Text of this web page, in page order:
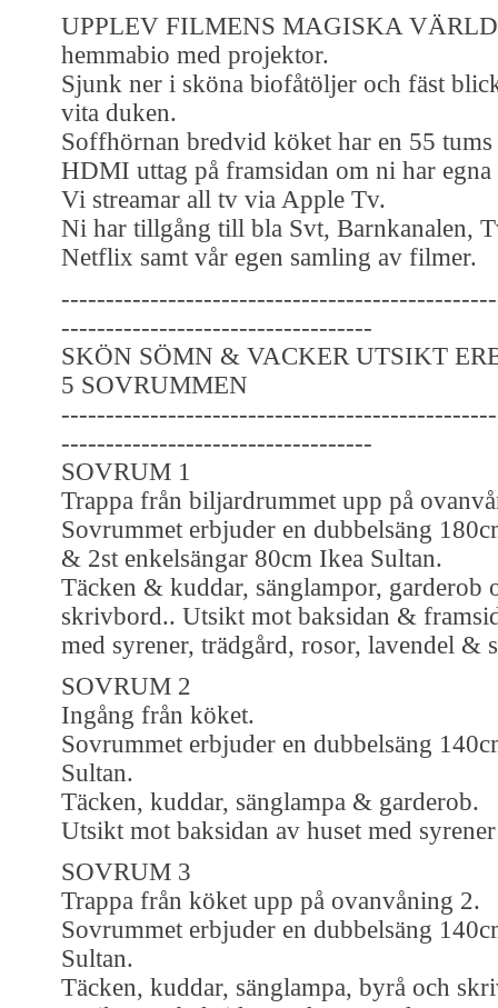
UPPLEV FILMENS MAGISKA
hemmabio med projektor.
Sjunk ner i sköna biofåtöljer och fäst
vita duken.
Soffhörnan bredvid köket har en 55
HDMI uttag på framsidan om ni har egna
Vi streamar all tv via Apple Tv.
Ni har tillgång till bla Svt, Barnkanalen,
Netflix samt vår egen samling av filmer.
-----------------------------------
SKÖN SÖMN & VACKER UTSIKT
5 SOVRUMMEN
-----------------------------------
SOVRUM 1
Trappa från biljardrummet upp på
Sovrummet erbjuder en dubbelsäng
& 2st enkelsängar 80cm Ikea Sultan.
Täcken & kuddar, sänglampor, garderob
skrivbord.. Utsikt mot baksidan &
med syrener, trädgård, rosor, lavendel &
SOVRUM 2
Ingång från köket.
Sovrummet erbjuder en dubbelsäng
Sultan.
Täcken, kuddar, sänglampa & garderob.
Utsikt mot baksidan av huset med
SOVRUM 3
Trappa från köket upp på ovanvåning 2.
Sovrummet erbjuder en dubbelsäng
Sultan.
Täcken, kuddar, sänglampa, byrå och